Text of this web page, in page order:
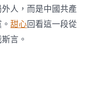
人，而是中國共產
。甜心回看這一段從
言。